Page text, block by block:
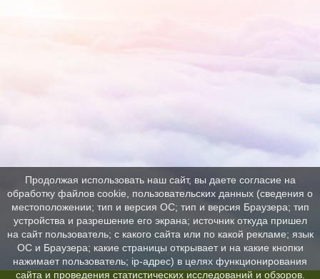
Продолжая использовать наш сайт, вы даете согласие на
обработку файлов cookie, пользовательских данных (сведения о
местоположении; тип и версия ОС; тип и версия Браузера; тип
устройства и разрешение его экрана; источник откуда пришел
на сайт пользователь; с какого сайта или по какой рекламе; язык
ОС и Браузера; какие страницы открывает и на какие кнопки
нажимает пользователь; ip-адрес) в целях функционирования
сайта и проведения статистических исследований и обзоров.